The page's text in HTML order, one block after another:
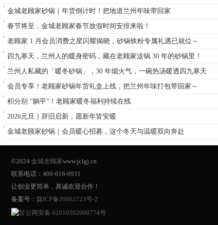
金城老顾家砂锅｜年货倒计时！把地道兰州年味带回家
春节将至，金城老顾家春节放假时间安排来啦！
老顾家 1 月会员消费之星闪耀揭晓，砂锅铁粉专属礼遇已就位～
四九寒天，兰州人的暖身密码，藏在老顾家这锅 30 年的砂锅里！
兰州人私藏的「暖冬砂锅」，30 年烟火气，一碗热汤暖透四九寒天
会员专享！老顾家砂锅年货礼盒上线，把兰州年味打包带回家～
积分别 “躺平”！老顾家暖冬福利持续在线
2026元旦｜辞旧启新，愿新年皆安暖
金城老顾家砂锅｜会员暖心招募，这个冬天与温暖双向奔赴
©2024金城老顾家www.jclgj.cn
联系电话：400-616-0931
让创业更简单，真诚欢迎合作！
备案号： 陇ICP备20002723号-2
甘公网安备 62010502000774号